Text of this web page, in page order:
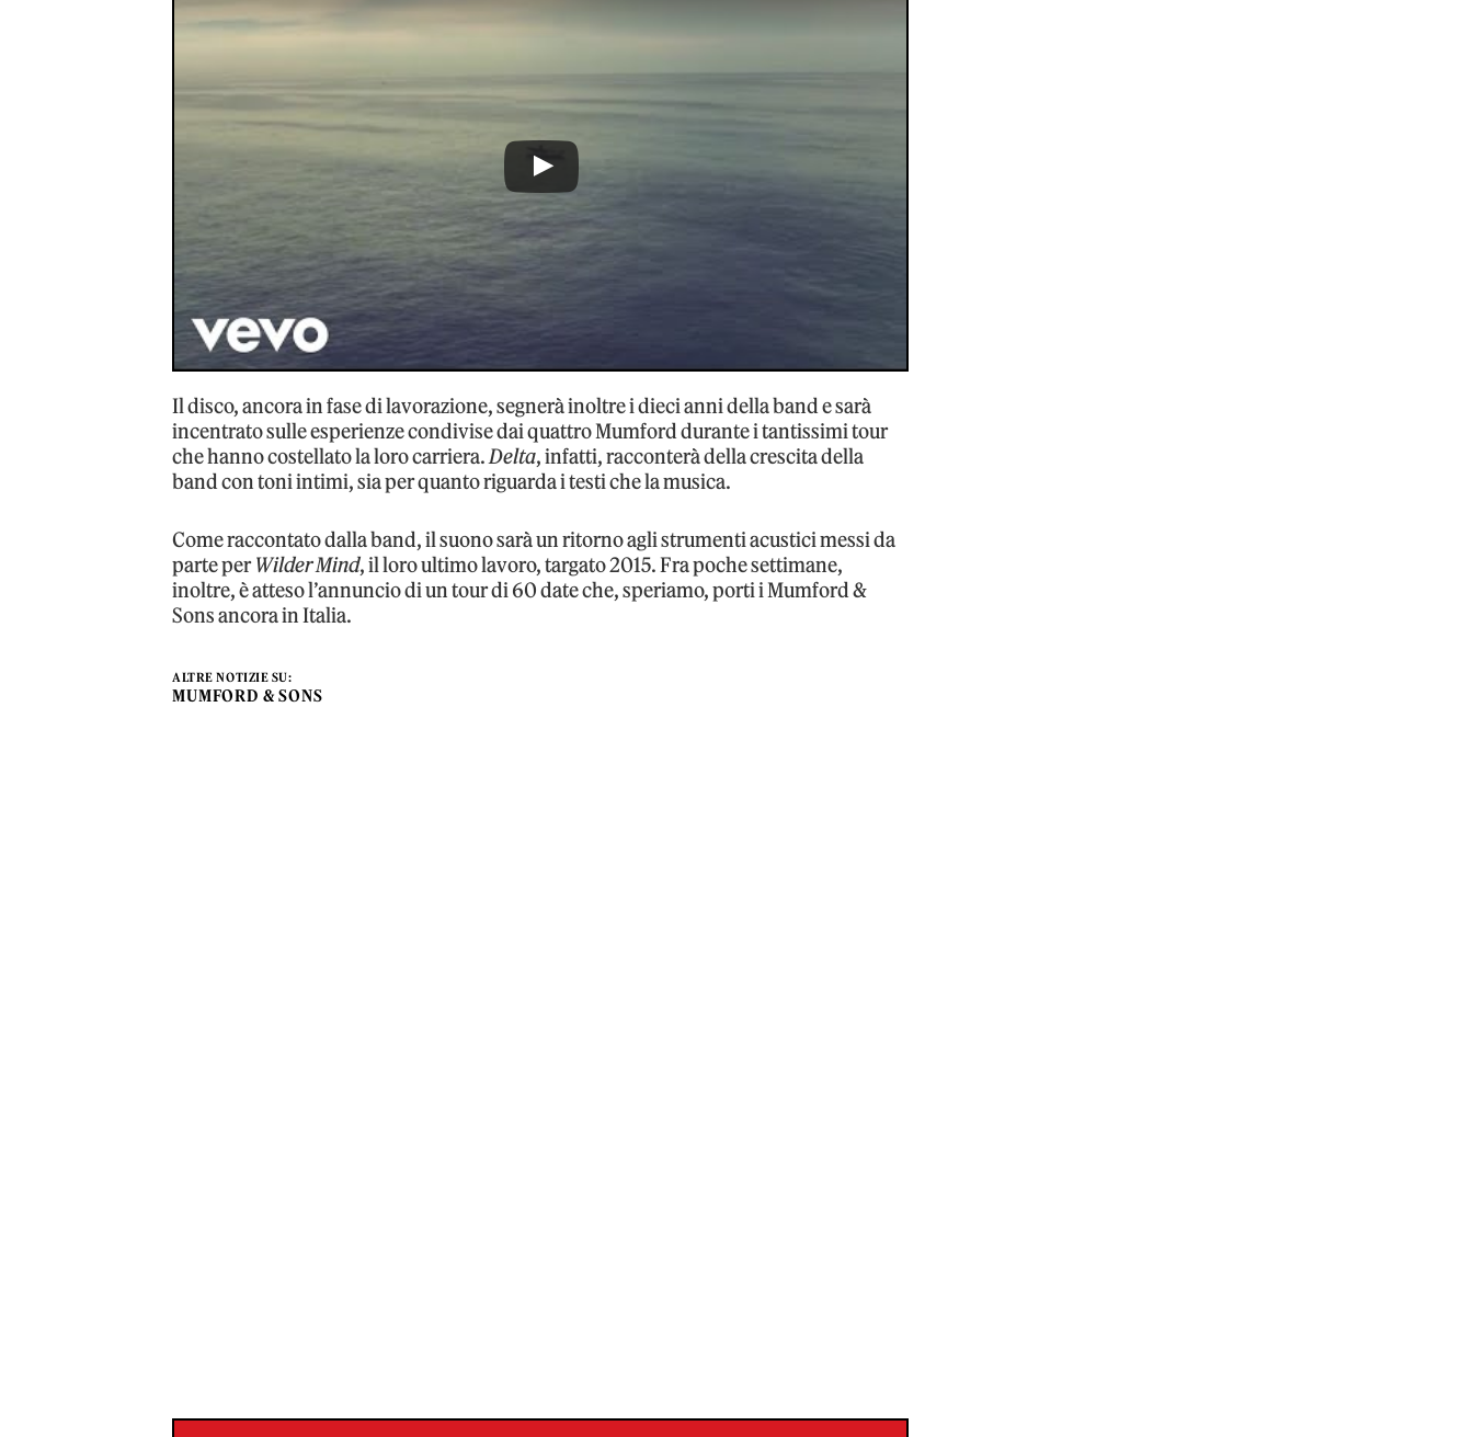
Il disco, ancora in fase di lavorazione, segnerà inoltre i dieci anni della band e sarà
incentrato sulle esperienze condivise dai quattro Mumford durante i tantissimi tour
che hanno costellato la loro carriera.Delta, infatti, racconterà della crescita della
band con toni intimi, sia per quanto riguarda i testi che la musica.
Come raccontato dalla band, il suono sarà un ritorno agli strumenti acustici messi da
parte perWilder Mind, il loro ultimo lavoro, targato 2015. Fra poche settimane,
inoltre, è atteso l’annuncio di un tour di 60 date che, speriamo, porti i Mumford &
Sons ancora in Italia.
ALTRE NOTIZIE SU:
MUMFORD & SONS